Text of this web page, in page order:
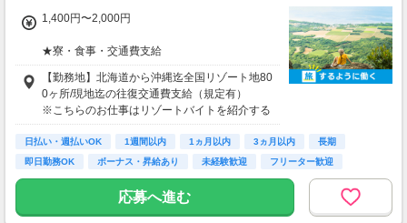
1,400円〜2,000円
★寮・食事・交通費支給
住み込みのお仕事のため、以下の補助がありま
す。
・寮費・光熱費無料（個室あり）
・食事無料
・往復交通費支給（上限あり）
※勤務地による
生活費がかからないので、働いた分のほとんど
を貯金にまわすことができます！
【勤務地】北海道から沖縄迄全国リゾート地80
0ヶ所/現地迄の往復交通費支給（規定有）
※こちらのお仕事はリゾートバイトを紹介する
募集となっており実際に募集がある勤務地と異
なる場合がございます。
カウンセリングでご希望条件をお伺いし、全国
日払い・週払いOK 1週間以内 1ヵ月以内 3ヵ月以内
長期
即日勤務OK
ボーナス・昇給あり 未経験歓迎 フリーター歓迎
応募へ進む